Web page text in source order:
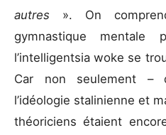
autres ». On
gymnastique mentale
l’intelligentsia woke se
Car non seulement –
l’idéologie stalinienne et
théoriciens étaient